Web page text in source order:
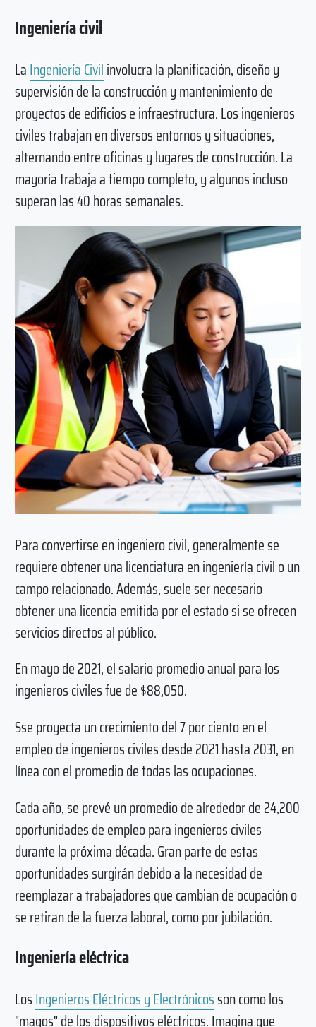
Ingeniería civil
LaIngeniería Civilinvolucra la planificación, diseño y
supervisión de la construcción y mantenimiento de
proyectos de edificios e infraestructura. Los ingenieros
civiles trabajan en diversos entornos y situaciones,
alternando entre oficinas y lugares de construcción. La
mayoría trabaja a tiempo completo, y algunos incluso
superan las 40 horas semanales.
Para convertirse en ingeniero civil, generalmente se
requiere obtener una licenciatura en ingeniería civil o un
campo relacionado. Además, suele ser necesario
obtener una licencia emitida por el estado si se ofrecen
servicios directos al público.
En mayo de 2021, el salario promedio anual para los
ingenieros civiles fue de $88,050.
Sse proyecta un crecimiento del 7 por ciento en el
empleo de ingenieros civiles desde 2021 hasta 2031, en
línea con el promedio de todas las ocupaciones.
Cada año, se prevé un promedio de alrededor de 24,200
oportunidades de empleo para ingenieros civiles
durante la próxima década. Gran parte de estas
oportunidades surgirán debido a la necesidad de
reemplazar a trabajadores que cambian de ocupación o
se retiran de la fuerza laboral, como por jubilación.
Ingeniería eléctrica
LosIngenieros Eléctricos y Electrónicosson como los
"magos" de los dispositivos eléctricos. Imagina que